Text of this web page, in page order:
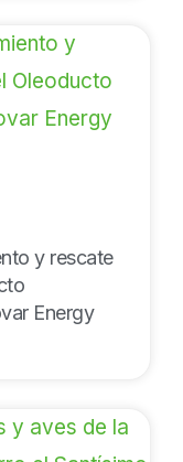
y rescate
Energy